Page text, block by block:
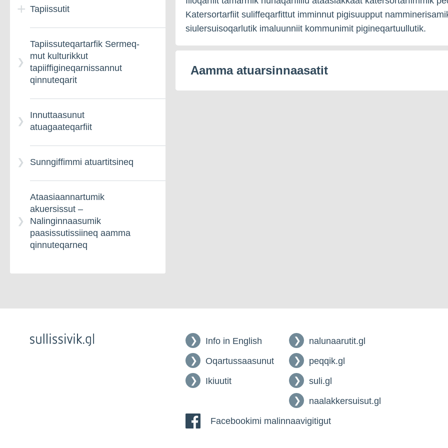
Sunngiffimmi ornittakkat
Atuarfiup paaqqinnittarfia
Tapiissutit
Tapiissuteqartarfik Sermeq-
mut kulturikkut
tapiiffigineqarnissannut
qinnuteqarit
Innuttaasunut
atuagaateqarfiit
Sunngiffimmi atuartitsineq
Ataasiaannartumik
akuersissut –
Nalinginnaasumik
paasissutissiineq aamma
qinnuteqarneq
Katersortarfiit suliffeqarfittut imminnut pigisuupput
siulersuisoqarlutik imaluunniit kommunimit pigineqartuullutik.
Aamma atuarsinnaasatit
Info in English
Oqartussaasunut
Ikiuutit
nalunaarutit.gl
peqqik.gl
suli.gl
naalakkersuisut.gl
Facebookimi malinnaavigitigut